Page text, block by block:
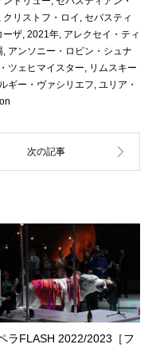
クリストフ・ロイ セバスティ
ーザ 2021年 アレクセイ・ティ
アンソニー・ロビン・シュナ
ツェヒマイスター
リムスキー
ギー・ヴァシリエフ
ユリア・
ラFLASH 2022/2023［フ